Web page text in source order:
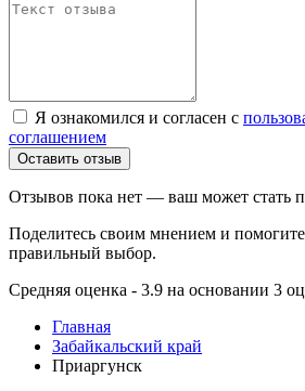
Я ознакомился и согласен с
соглашением
Оставить отзыв
Отзывов пока нет — ваш может стать
Поделитесь своим мнением и
правильный выбор.
Средняя оценка - 3.9 на основании 3
Главная
Забайкальский край
Приаргунск